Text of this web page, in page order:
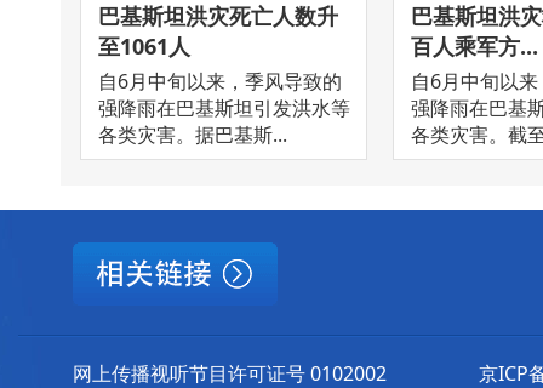
巴基斯坦洪灾死亡人数升
至1061人
自6月中旬以来，季风导致的
强降雨在巴基斯坦引发洪水等
各类灾害。据巴基斯...
巴基斯坦洪
百人乘军方...
自6月中旬以
强降雨在巴基
各类灾害。截
网上传播视听节目许可证号 0102002 京ICP